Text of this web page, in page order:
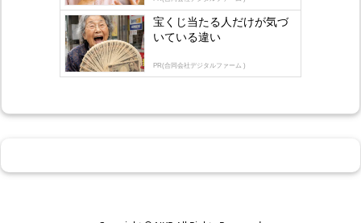
宝くじ当たる人だけが気づ
いている違い
PR(合同会社デジタルファーム )